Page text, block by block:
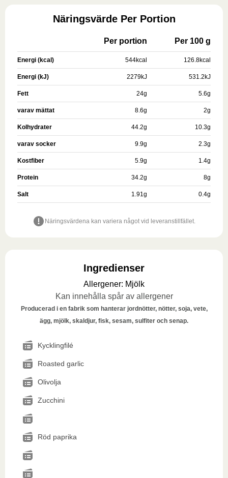
Näringsvärde Per Portion
Per portion Per 100 g
Energi (kcal) 544kcal 126.8kcal
Energi (kJ) 2279kJ 531.2kJ
Fett 24g 5.6g
varav mättat 8.6g 2g
Kolhydrater 44.2g 10.3g
varav socker 9.9g 2.3g
Kostfiber 5.9g 1.4g
Protein 34.2g 8g
Salt 1.91g 0.4g
Näringsvärdena kan variera något vid leveranstillfället.
Ingredienser
Allergener: Mjölk
Kan innehålla spår av allergener
Producerad i en fabrik som hanterar jordnötter, nötter, soja, vete,
ägg, mjölk, skaldjur, fisk, sesam, sulfiter och senap.
Kycklingfilé
Roasted garlic
Olivolja
Zucchini
Röd paprika